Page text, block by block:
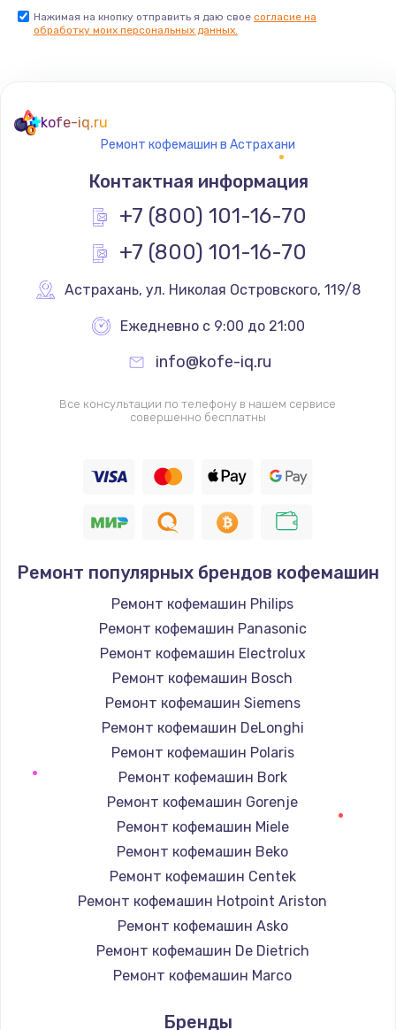
Настройка BIOS
930 руб.
Восстановление данных
Заказать
1100 руб.
Заказать
Замена микрофона
Заказать
890 руб.
Заказать
Замена системы охлаждения
1500 руб.
Заказать
Замена термопасты
995 руб.
Заказать
Замена шлейфа матрицы
960 руб.
Заказать
Замена экрана
1145 руб.
Заказать
2600 руб.
Нажимая на кнопку отправить я даю свое согласие на
обработку моих персональных данных.
kofe-iq.ru
Ремонт кофемашин в Астрахани
Контактная информация
+7 (800) 101-16-70
+7 (800) 101-16-70
Астрахань, ул. Николая Островского, 119/8
Ежедневно с 9:00 до 21:00
info@kofe-iq.ru
Все консультации по телефону в нашем сервисе
совершенно бесплатны
Ремонт популярных брендов кофемашин
Ремонт кофемашин Philips
Ремонт кофемашин Panasonic
Ремонт кофемашин Electrolux
Ремонт кофемашин Bosch
Ремонт кофемашин Siemens
Ремонт кофемашин DeLonghi
Ремонт кофемашин Polaris
Ремонт кофемашин Bork
Ремонт кофемашин Gorenje
Ремонт кофемашин Miele
Ремонт кофемашин Beko
Ремонт кофемашин Centek
Ремонт кофемашин Hotpoint Ariston
Ремонт кофемашин Asko
Ремонт кофемашин De Dietrich
Ремонт кофемашин Marco
Ремонт кофемашин Jura
Бренды